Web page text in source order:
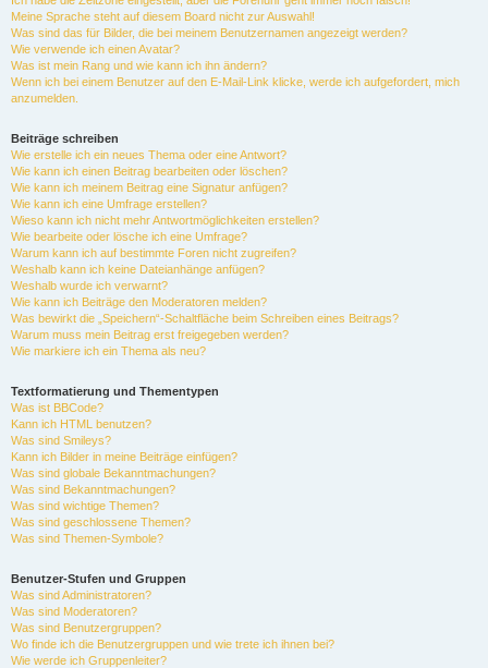
Meine Sprache steht auf diesem Board nicht zur Auswahl!
Was sind das für Bilder, die bei meinem Benutzernamen angezeigt werden?
Wie verwende ich einen Avatar?
Was ist mein Rang und wie kann ich ihn ändern?
Wenn ich bei einem Benutzer auf den E-Mail-Link klicke, werde ich aufgefordert, mich
anzumelden.
Beiträge schreiben
Wie erstelle ich ein neues Thema oder eine Antwort?
Wie kann ich einen Beitrag bearbeiten oder löschen?
Wie kann ich meinem Beitrag eine Signatur anfügen?
Wie kann ich eine Umfrage erstellen?
Wieso kann ich nicht mehr Antwortmöglichkeiten erstellen?
Wie bearbeite oder lösche ich eine Umfrage?
Warum kann ich auf bestimmte Foren nicht zugreifen?
Weshalb kann ich keine Dateianhänge anfügen?
Weshalb wurde ich verwarnt?
Wie kann ich Beiträge den Moderatoren melden?
Was bewirkt die „Speichern“-Schaltfläche beim Schreiben eines Beitrags?
Warum muss mein Beitrag erst freigegeben werden?
Wie markiere ich ein Thema als neu?
Textformatierung und Thementypen
Was ist BBCode?
Kann ich HTML benutzen?
Was sind Smileys?
Kann ich Bilder in meine Beiträge einfügen?
Was sind globale Bekanntmachungen?
Was sind Bekanntmachungen?
Was sind wichtige Themen?
Was sind geschlossene Themen?
Was sind Themen-Symbole?
Benutzer-Stufen und Gruppen
Was sind Administratoren?
Was sind Moderatoren?
Was sind Benutzergruppen?
Wo finde ich die Benutzergruppen und wie trete ich ihnen bei?
Wie werde ich Gruppenleiter?